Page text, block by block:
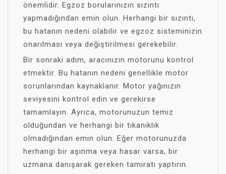
önemlidir. Egzoz borularınızın sızıntı
yapmadığından emin olun. Herhangi bir sızıntı,
bu hatanın nedeni olabilir ve egzoz sisteminizin
onarılması veya değiştirilmesi gerekebilir.
Bir sonraki adım, aracınızın motorunu kontrol
etmektir. Bu hatanın nedeni genellikle motor
sorunlarından kaynaklanır. Motor yağınızın
seviyesini kontrol edin ve gerekirse
tamamlayın. Ayrıca, motorunuzun temiz
olduğundan ve herhangi bir tıkanıklık
olmadığından emin olun. Eğer motorunuzda
herhangi bir aşınma veya hasar varsa, bir
uzmana danışarak gereken tamiratı yaptırın.